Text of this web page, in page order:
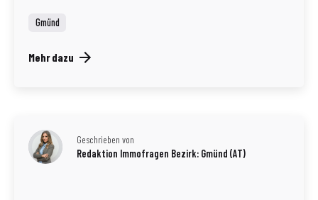
Gmünd
Mehr dazu
Geschrieben von
Redaktion Immofragen Bezirk: Gmünd (AT)